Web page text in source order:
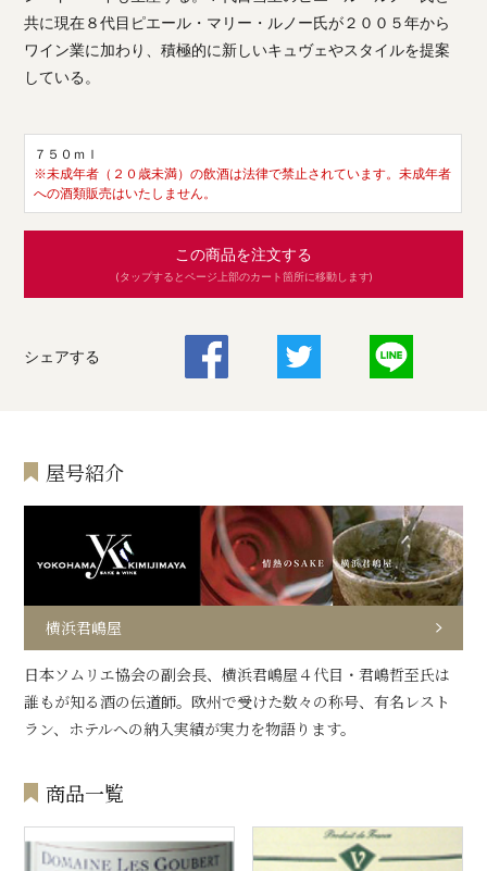
共に現在８代目ピエール・マリー・ルノー氏が２００５年から
ワイン業に加わり、積極的に新しいキュヴェやスタイルを提案
している。
７５０ｍｌ
※未成年者（２０歳未満）の飲酒は法律で禁止されています。未成年者
への酒類販売はいたしません。
この商品を注文する
(タップするとページ上部のカート箇所に移動します)
シェアする
屋号紹介
横浜君嶋屋
日本ソムリエ協会の副会長、横浜君嶋屋４代目・君嶋哲至氏は
誰もが知る酒の伝道師。欧州で受けた数々の称号、有名レスト
ラン、ホテルへの納入実績が実力を物語ります。
商品一覧